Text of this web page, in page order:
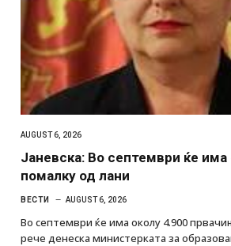
AUGUST 6, 2026
Јаневска: Во септември ќе
помалку од лани
ВЕСТИ AUGUST 6, 2026
Во септември ќе има околу 4.900
рече денеска министерката за